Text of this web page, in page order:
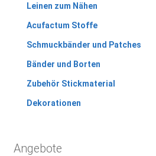
Leinen zum Nähen
Acufactum Stoffe
Schmuckbänder und Patches
Bänder und Borten
Zubehör Stickmaterial
Dekorationen
Angebote